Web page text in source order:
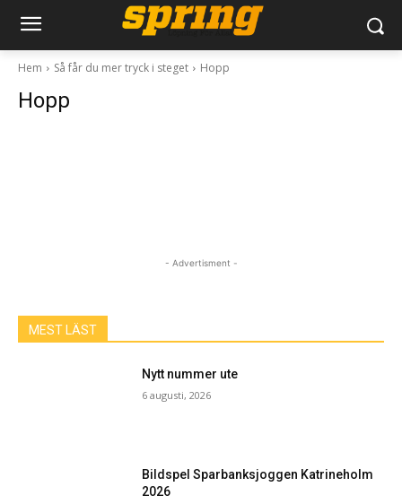
Hem Så får du mer tryck i steget Hopp
Hopp
- Advertisment -
MEST LÄST
Nytt nummer ute
6 augusti, 2026
Bildspel Sparbanksjoggen Katrineholm
2026